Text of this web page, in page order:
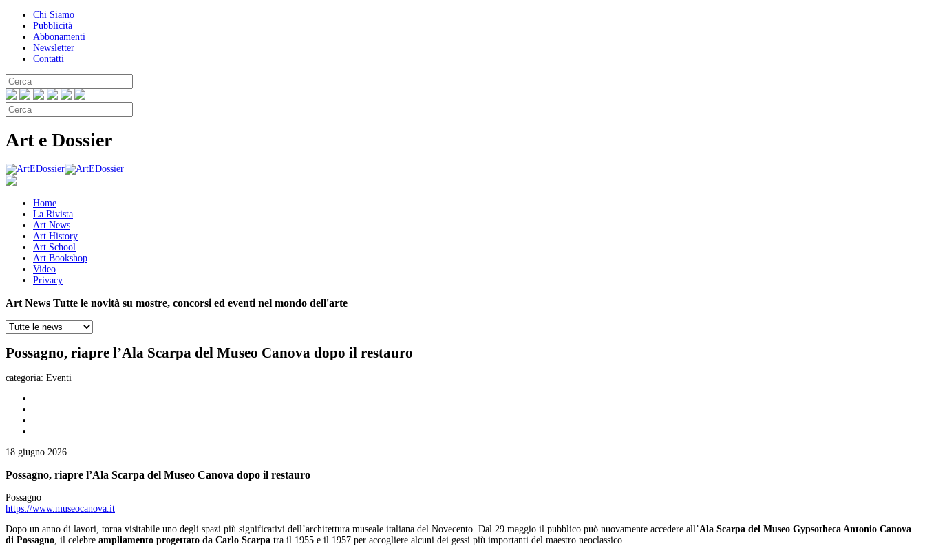
Chi Siamo
Pubblicità
Abbonamenti
Newsletter
Contatti
Art e Dossier
Home
La Rivista
Art News
Art History
Art School
Art Bookshop
Video
Privacy
Art News Tutte le novità su mostre, concorsi ed eventi nel mondo dell'arte
Possagno, riapre l’Ala Scarpa del Museo Canova dopo il restauro
categoria: Eventi
18 giugno 2026
Possagno, riapre l’Ala Scarpa del Museo Canova dopo il restauro
Possagno
https://www.museocanova.it
Dopo un anno di lavori, torna visitabile uno degli spazi più significativi dell’architettura museale italiana del Novecento. Dal 29 maggio il pubblico può nuovamente accedere all’Ala Scarpa del Museo Gypsotheca Antonio Canova
di Possagno , il celebre ampliamento progettato da Carlo Scarpa tra il 1955 e il 1957 per accogliere alcuni dei gessi più importanti del maestro neoclassico.